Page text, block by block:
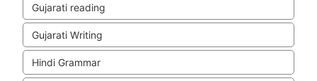
Gujarati reading
Gujarati Writing
Hindi Grammar